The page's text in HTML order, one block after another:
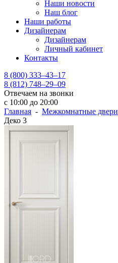
Наши новости
Наш блог
Наши работы
Дизайнерам
Дизайнерам
Личный кабинет
Контакты
8 (800) 333–43–17
8 (812) 748–29–09
Отвечаем на звонки
с 10:00 до 20:00
Главная - Межкомнатные двери
Деко 3